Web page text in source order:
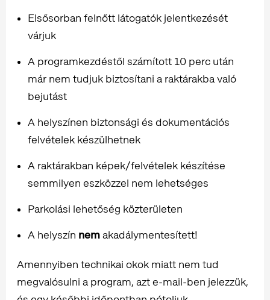
Elsősorban felnőtt látogatók jelentkezését
várjuk
A programkezdéstől számított 10 perc után
már nem tudjuk biztosítani a raktárakba való
bejutást
A helyszínen biztonsági és dokumentációs
felvételek készülhetnek
A raktárakban képek/felvételek készítése
semmilyen eszközzel nem lehetséges
Parkolási lehetőség közterületen
A helyszín nemakadálymentesített!
Amennyiben technikai okok miatt nem tud
megvalósulni a program, azt e-mail-ben jelezzük,